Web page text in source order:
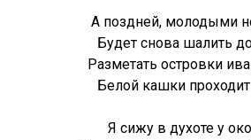
А поздней, молодыми
Будет снова шалить
Разметать островки
Белой кашки проходит
Я сижу в духоте у